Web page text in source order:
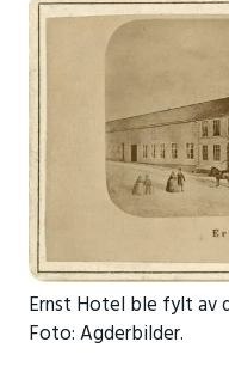
Ernst Hotel ble fylt av
Foto: Agderbilder.